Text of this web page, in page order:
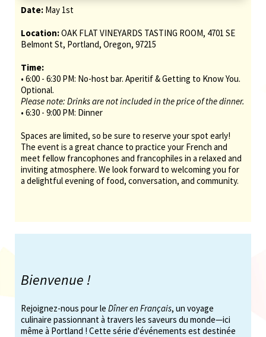
Date: May 1st
Location:OAK FLAT VINEYARDS TASTING ROOM, 4701 SE
Belmont St, Portland, Oregon, 97215
Time:
• 6:00 - 6:30 PM: No-host bar. Aperitif & Getting to Know You.
Optional.
Please note: Drinks are not included in the price of the dinner.
• 6:30 - 9:00 PM: Dinner
Spaces are limited, so be sure to reserve your spot early!
The event is a great chance to practice your French and
meet fellow francophones and francophiles in a relaxed and
inviting atmosphere. We look forward to welcoming you for
a delightful evening of food, conversation, and community.
Bienvenue !
Rejoignez-nous pour leDîner en Français, un voyage
culinaire passionnant à travers les saveurs du monde—ici
même à Portland ! Cette série d'événements est destinée